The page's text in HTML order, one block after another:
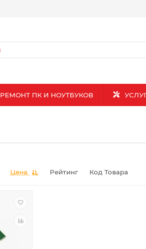
РЕМОНТ ПК И НОУТБУКОВ
Цена Рейтинг Код Товара